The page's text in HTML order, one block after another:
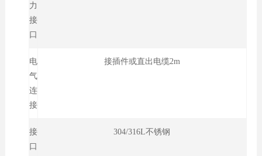
力
接
口
电
气
连
接
接插件或直出电缆2m
接
口
304/316L不锈钢